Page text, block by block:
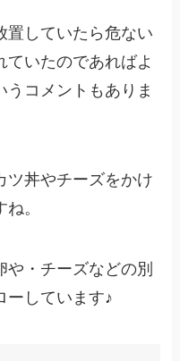
置していたら危ない
ていたのであればよ
うコメントもありま
ツ丼やチーズをかけ
。
や・チーズなどの別
ーしています♪